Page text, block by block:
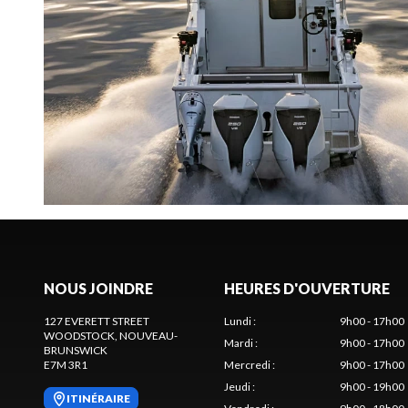
NOUS JOINDRE
127 EVERETT STREET
WOODSTOCK , NOUVEAU-
BRUNSWICK
E7M 3R1
ITINÉRAIRE
HEURES D'OUVERTURE
Lundi:
9h00 - 17h00
Mardi:
9h00 - 17h00
Mercredi:
9h00 - 17h00
Jeudi:
9h00 - 19h00